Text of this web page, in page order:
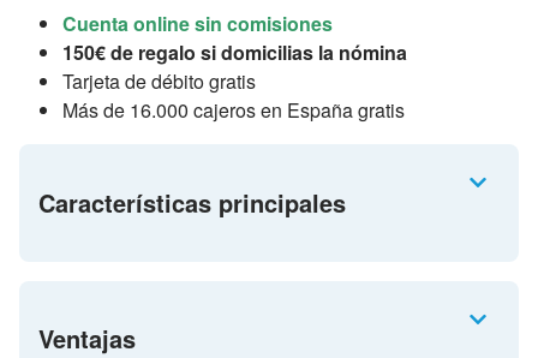
Cuenta online sin comisiones
150€ de regalo si domicilias la nómina
Tarjeta de débito gratis
Más de 16.000 cajeros en España gratis
Características principales
Ventajas